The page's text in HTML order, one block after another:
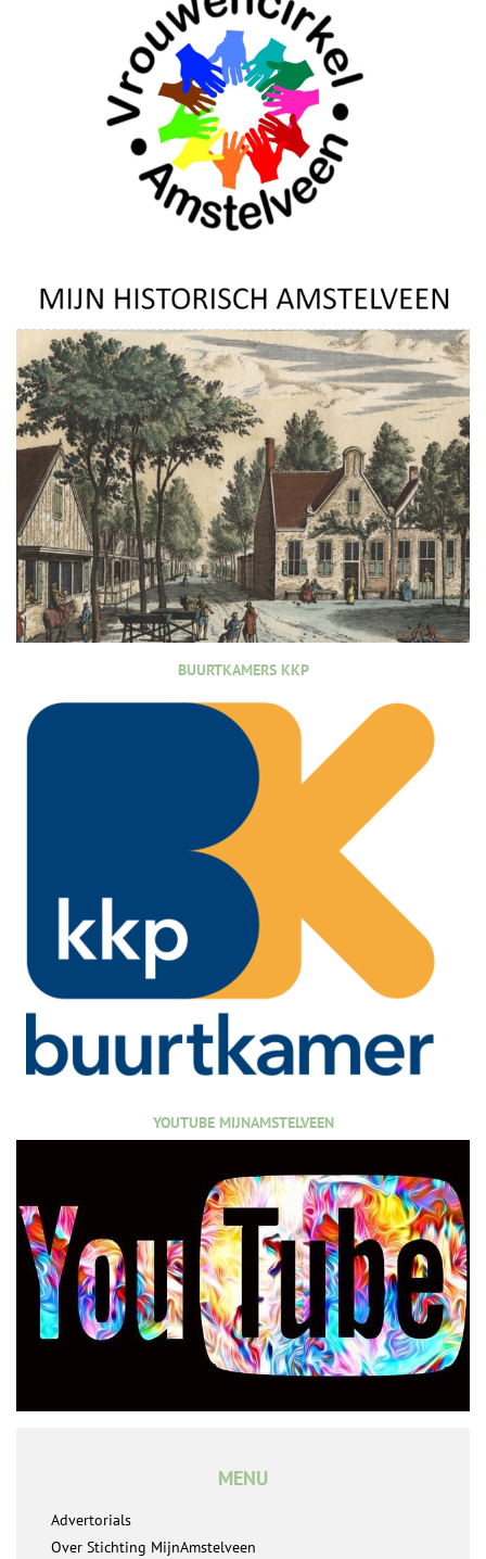
BUURTKAMERS KKP
YOUTUBE MIJNAMSTELVEEN
MENU
Advertorials
Over Stichting MijnAmstelveen